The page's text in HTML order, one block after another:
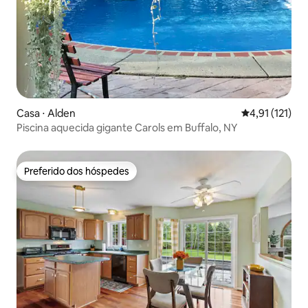
Casa ⋅ Alden 4,91 de uma
4,91 (121)
Piscina aquecida gigante Carols em Buffalo, NY
Preferido dos hóspedes
Preferido dos hóspedes